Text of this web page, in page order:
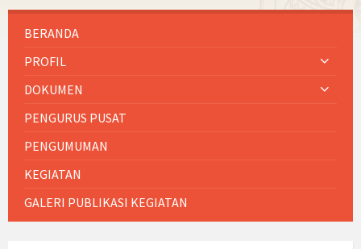
BERANDA
PROFIL
DOKUMEN
PENGURUS PUSAT
PENGUMUMAN
KEGIATAN
GALERI PUBLIKASI KEGIATAN